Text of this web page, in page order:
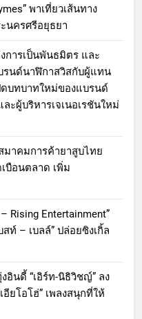
พาเที่ยวเส้นทาง
นครศรีอยุธยา
การเป็นพันธมิตร และ
รนด์นาฬิกาสวิสกับผู้แทน
ดบทบาทใหม่ของแบรนด์
ะผู้บริหารเจเนอเรชันใหม่
มาคมการค้ายาสูบไทย
บือนตลาด เพิ่ม
Rising Entertainment”
ท์ – เบลล์” ปล่อยซิงเกิ้ล
อินดี้ “เอิร์ท-นิธิวิชญ์” ลง
ยโอโฮ่” เพลงสนุกที่ให้